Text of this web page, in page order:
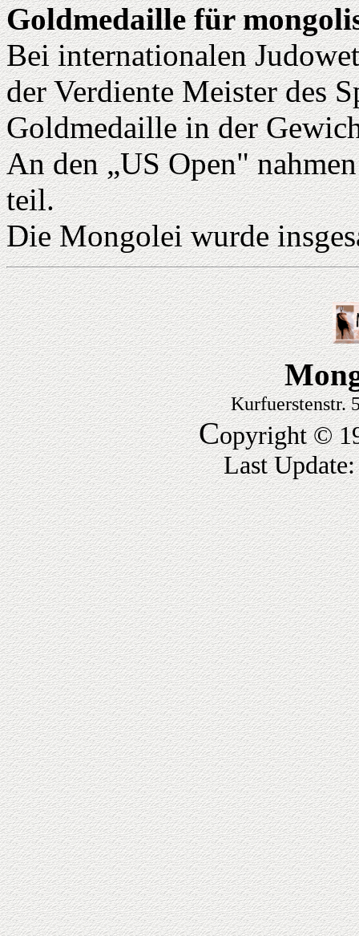
Goldmedaille für
Bei internationalen
der Verdiente Meister des
Goldmedaille in der
An den „US Open"
teil.
Die Mongolei wurde
Kurfuerstenstr.
Copyright ©
Last